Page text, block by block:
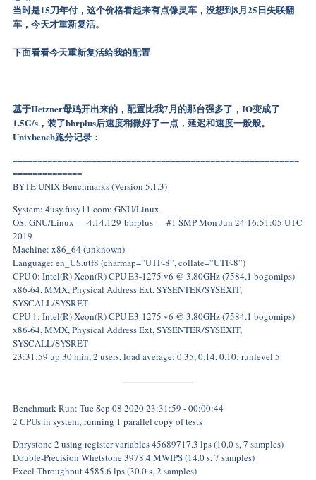
当时是15刀年付，这个价格看起来有点像灵车，没想到8月25日失联翻
车，今天才重新复活。
下面看看今天重新复活给我的配置
基于Hetzner母鸡开出来的，配置比我7月的那台强多了，IO变成了
1.5G/s，装了bbrplus后速度稍微好了一点，延迟和速度一般般。
Unixbench跑分记录：
==========================================================
==============
BYTE UNIX Benchmarks (Version 5.1.3)
System: 4usy.fusy11.com: GNU/Linux
OS: GNU/Linux — 4.14.129-bbrplus — #1 SMP Mon Jun 24 16:51:05 UTC
2019
Machine: x86_64 (unknown)
Language: en_US.utf8 (charmap=”UTF-8”, collate=”UTF-8”)
CPU 0: Intel(R) Xeon(R) CPU E3-1275 v6 @ 3.80GHz (7584.1 bogomips)
x86-64, MMX, Physical Address Ext, SYSENTER/SYSEXIT,
SYSCALL/SYSRET
CPU 1: Intel(R) Xeon(R) CPU E3-1275 v6 @ 3.80GHz (7584.1 bogomips)
x86-64, MMX, Physical Address Ext, SYSENTER/SYSEXIT,
SYSCALL/SYSRET
23:31:59 up 30 min, 2 users, load average: 0.35, 0.14, 0.10; runlevel 5
Benchmark Run: Tue Sep 08 2020 23:31:59 - 00:00:44
2 CPUs in system; running 1 parallel copy of tests
Dhrystone 2 using register variables 45689717.3 lps (10.0 s, 7 samples)
Double-Precision Whetstone 3978.4 MWIPS (14.0 s, 7 samples)
Execl Throughput 4585.6 lps (30.0 s, 2 samples)